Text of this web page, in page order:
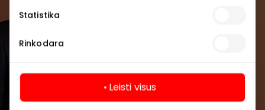
Statistika
Rinkodara
Leisti visus
Daugiau